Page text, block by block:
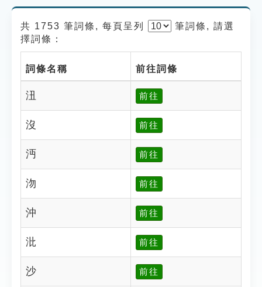
貓頭鷹博士
共 1753 筆詞條, 每頁呈列 筆詞條, 請選
擇詞條：
詞條名稱 前往詞條
沑 前往
沒 前往
沔 前往
沕 前往
沖 前往
沘 前往
沙 前往